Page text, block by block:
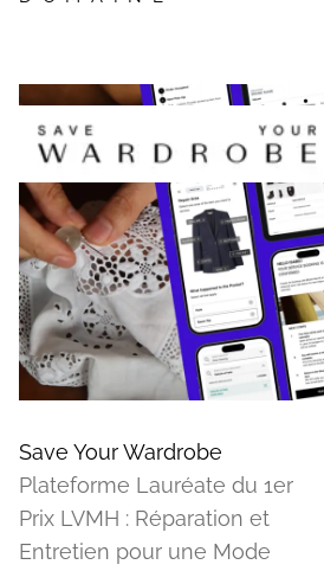
Save Your Wardrobe
Plateforme Lauréate du 1er
Prix LVMH : Réparation et
Entretien pour une Mode